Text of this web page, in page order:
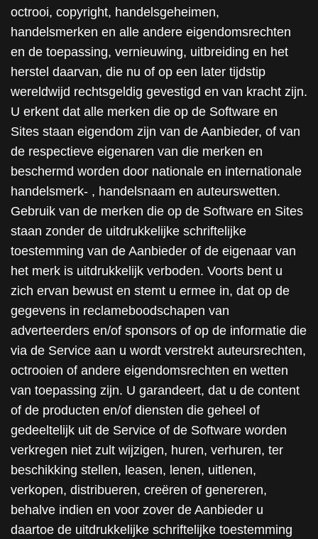
octrooi, copyright, handelsgeheimen,
handelsmerken en alle andere eigendomsrechten
en de toepassing, vernieuwing, uitbreiding en het
herstel daarvan, die nu of op een later tijdstip
wereldwijd rechtsgeldig gevestigd en van kracht zijn.
U erkent dat alle merken die op de Software en
Sites staan eigendom zijn van de Aanbieder, of van
de respectieve eigenaren van die merken en
beschermd worden door nationale en internationale
handelsmerk- , handelsnaam en auteurswetten.
Gebruik van de merken die op de Software en Sites
staan zonder de uitdrukkelijke schriftelijke
toestemming van de Aanbieder of de eigenaar van
het merk is uitdrukkelijk verboden. Voorts bent u
zich ervan bewust en stemt u ermee in, dat op de
gegevens in reclameboodschapen van
adverteerders en/of sponsors of op de informatie die
via de Service aan u wordt verstrekt auteursrechten,
octrooien of andere eigendomsrechten en wetten
van toepassing zijn. U garandeert, dat u de content
of de producten en/of diensten die geheel of
gedeeltelijk uit de Service of de Software worden
verkregen niet zult wijzigen, huren, verhuren, ter
beschikking stellen, leasen, lenen, uitlenen,
verkopen, distribueren, creëren of genereren,
behalve indien en voor zover de Aanbieder u
daartoe de uitdrukkelijke schriftelijke toestemming